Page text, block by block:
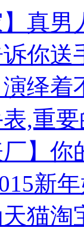
】真
你送
绎着
,重
厂】
新
猫淘